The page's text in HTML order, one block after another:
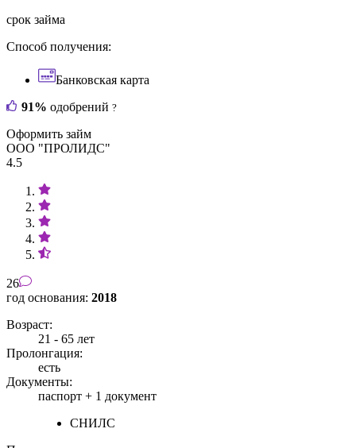
срок займа
Способ получения:
Банковская карта
91% одобрений ?
Оформить займ
ООО "ПРОЛИДС"
4.5
26
год основания: 2018
Возраст:
21 - 65 лет
Пролонгация:
есть
Документы:
паспорт + 1 документ
СНИЛС